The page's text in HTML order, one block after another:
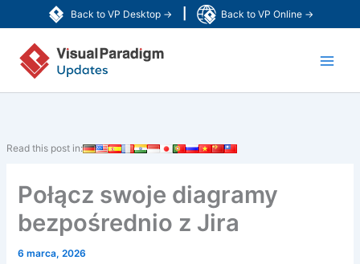
Back to VP Desktop → Back to VP Online →
do
treści
Read this post in:
Połącz swoje diagramy
bezpośrednio z Jira
6 marca, 2026